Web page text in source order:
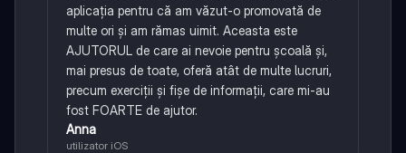
aplicația pentru că am văzut-o promovată de
multe ori și am rămas uimit. Aceasta este
AJUTORUL de care ai nevoie pentru școală și,
mai presus de toate, oferă atât de multe lucruri,
precum exerciții și fișe de informații, care mi-au
fost FOARTE de ajutor.
Anna
utilizator iOS